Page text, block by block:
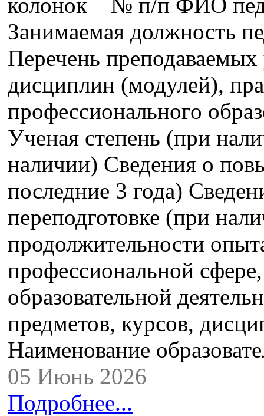
Занимаемая должность
Перечень
дисциплин (модулей),
профессионального
Ученая степень (при
наличии) Сведения о
последние 3 года)
переподготовке (при
продолжительности
профессиональной
образовательной
предметов, курсов,
Наименование
05 Июнь 2026
Подробнее...